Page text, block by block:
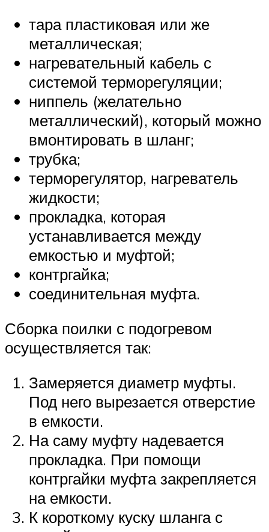
тара пластиковая или же
металлическая;
нагревательный кабель с
системой терморегуляции;
ниппель (желательно
металлический), который можно
вмонтировать в шланг;
трубка;
терморегулятор, нагреватель
жидкости;
прокладка, которая
устанавливается между
емкостью и муфтой;
контргайка;
соединительная муфта.
Сборка поилки с подогревом
осуществляется так:
Замеряется диаметр муфты.
Под него вырезается отверстие
в емкости.
На саму муфту надевается
прокладка. При помощи
контргайки муфта закрепляется
на емкости.
К короткому куску шланга с